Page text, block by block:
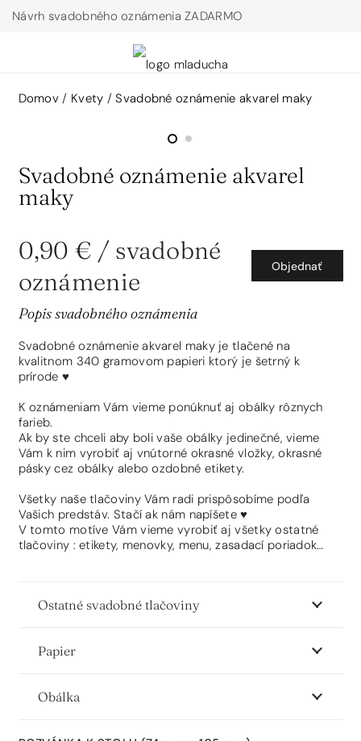
Návrh svadobného oznámenia ZADARMO
Domov / Kvety / Svadobné oznámenie akvarel maky
Svadobné oznámenie akvarel
maky
0,90 € / svadobné
oznámenie
Objednať
Popis svadobného oznámenia
Svadobné oznámenie akvarel maky je tlačené na
kvalitnom 340 gramovom papieri ktorý je šetrný k
prírode ♥
K oznámeniam Vám vieme ponúknuť aj obálky rôznych
farieb.
Ak by ste chceli aby boli vaše obálky jedinečné, vieme
Vám k nim vyrobiť aj vnútorné okrasné vložky, okrasné
pásky cez obálky alebo ozdobné etikety.
Všetky naše tlačoviny Vám radi prispôsobíme podľa
Vašich predstáv. Stačí ak nám napíšete ♥
V tomto motíve Vám vieme vyrobiť aj všetky ostatné
tlačoviny : etikety, menovky, menu, zasadací poriadok…
Ostatné svadobné tlačoviny
Papier
Obálka